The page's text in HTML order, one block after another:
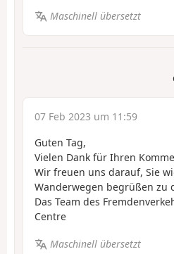
Maschinell übersetzt
07 Feb 2023 um 11:59
Guten Tag,
Vielen Dank für Ihren
Wir freuen uns darauf, Sie
Wanderwegen begrüßen zu
Das Team des
Centre
Maschinell übersetzt